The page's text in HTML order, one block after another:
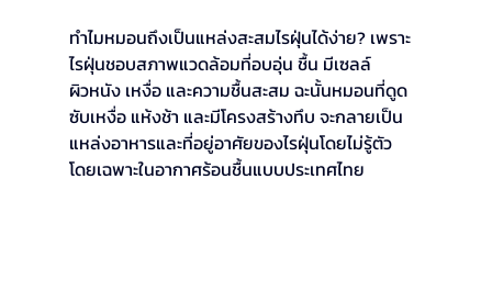
ทำไมหมอนถึงเป็นแหล่งสะสมไรฝุ่นได้ง่าย? เพราะ
ไรฝุ่นชอบสภาพแวดล้อมที่อบอุ่น ชื้น มีเซลล์
ผิวหนัง เหงื่อ และความชื้นสะสม ฉะนั้นหมอนที่ดูด
ซับเหงื่อ แห้งช้า และมีโครงสร้างทึบ จะกลายเป็น
แหล่งอาหารและที่อยู่อาศัยของไรฝุ่นโดยไม่รู้ตัว
โดยเฉพาะในอากาศร้อนชื้นแบบประเทศไทย